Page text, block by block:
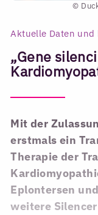
©
Aktuelle Daten
„Gene
Mit der
erstmals ein
Therapie der
Eplontersen
weitere